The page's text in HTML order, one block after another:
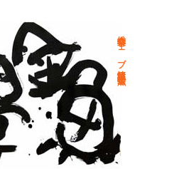
総合文学ウェブ情報誌 文学金魚